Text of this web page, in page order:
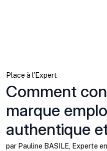
Place à l'Expert
Comment
marque
authentique
par Pauline BASILE, Experte